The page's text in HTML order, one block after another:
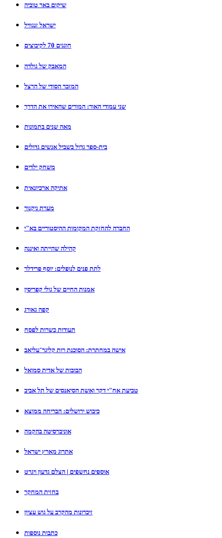
שיקום באר טוביה
ישראל זנגוויל
חוגגים 70 לקיבוצים
המאבק של גולדה
המזכר הסודי של הרצל
שני עמודי האור: המורים שהאירו את הדרך
מאה שנים בתמונות
בית-ספר גדול בשביל אנשים גדולים
משחק ילדים
אתיקה ארכיונאית
מערת ניקנור
החברה להחזקת המקומות ההיסטוריים בא"י
קהילה שהייתה ואיננה
לתת פנים לנופלים: יוסף פרידלר
אמנות החיים של גולי קפריסין
קפה גאורג
תעודות כשרות לפסח
אישה במחתרת: הסוכנת רות קליגר־עליאב
הבובות של אדית סמואל
טביעת אח"י דקר ואשת הסיאנסים של תל אביב
כיבוש ירושלים: הבריחה ממוצא
אוניברסיטה בהקמה
אתרוג מארץ ישראל
אוספים נחשפים | הצלם גדעון ויגרט
בחזית המחקר
זיכרונות מהקרב על גוש עציון
כתבות נוספות